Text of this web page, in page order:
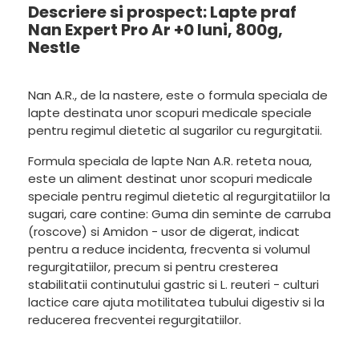
Descriere si prospect: Lapte praf
Nan Expert Pro Ar +0 luni, 800g,
Nestle
Nan A.R., de la nastere, este o formula speciala de
lapte destinata unor scopuri medicale speciale
pentru regimul dietetic al sugarilor cu regurgitatii.
Formula speciala de lapte Nan A.R. reteta noua,
este un aliment destinat unor scopuri medicale
speciale pentru regimul dietetic al regurgitatiilor la
sugari, care contine: Guma din seminte de carruba
(roscove) si Amidon - usor de digerat, indicat
pentru a reduce incidenta, frecventa si volumul
regurgitatiilor, precum si pentru cresterea
stabilitatii continutului gastric si L. reuteri - culturi
lactice care ajuta motilitatea tubului digestiv si la
reducerea frecventei regurgitatiilor.